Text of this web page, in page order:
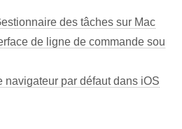
des tâches sur Mac
de ligne de commande sou
navigateur par défaut dans iOS